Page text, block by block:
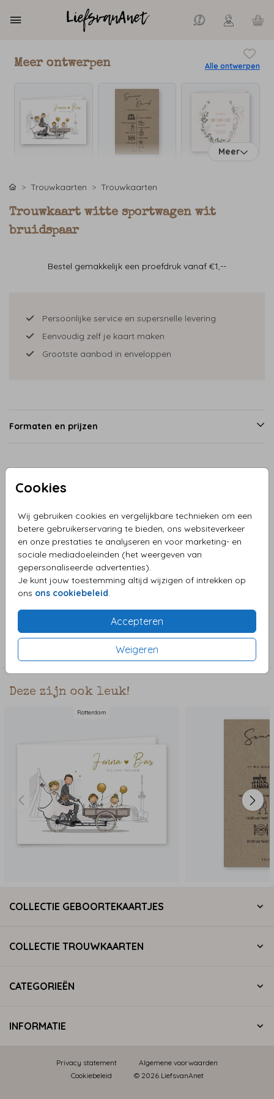
Cookies
Wij gebruiken cookies en vergelijkbare technieken om een
betere gebruikerservaring te bieden, ons websiteverkeer
en onze prestaties te analyseren en voor marketing- en
sociale mediadoeleinden (het weergeven van
gepersonaliseerde advertenties).
Je kunt jouw toestemming altijd wijzigen of intrekken op
ons ons cookiebeleid
Accepteren
Weigeren
Meer ontwerpen Alle ontwerpen
Meer
Trouwkaarten Trouwkaarten
Trouwkaart witte sportwagen wit
bruidspaar
Bestel gemakkelijk een proefdruk vanaf €1,--
Persoonlijke service en supersnelle levering
Eenvoudig zelf je kaart maken
Grootste aanbod in enveloppen
Formaten en prijzen
Trouwkaart witte sportwagen met bruidspaar, teksten zijn
naar wens aanpasbaar. De auto kun je vervangen door
een andere leuke auto etc. In de clipart staan veel leuke
auto's klaar. De binnenkant heeft links een mooie tijdlijn die
je naar wens kunt aanpassen. Veel plezier ermee.
Toon meer
Collectie
Deze zijn ook leuk!
Rotterdam
COLLECTIE GEBOORTEKAARTJES
COLLECTIE TROUWKAARTEN
CATEGORIEËN
INFORMATIE
Privacy statement
Algemene voorwaarden
Cookiebeleid
© 2026 LiefsvanAnet